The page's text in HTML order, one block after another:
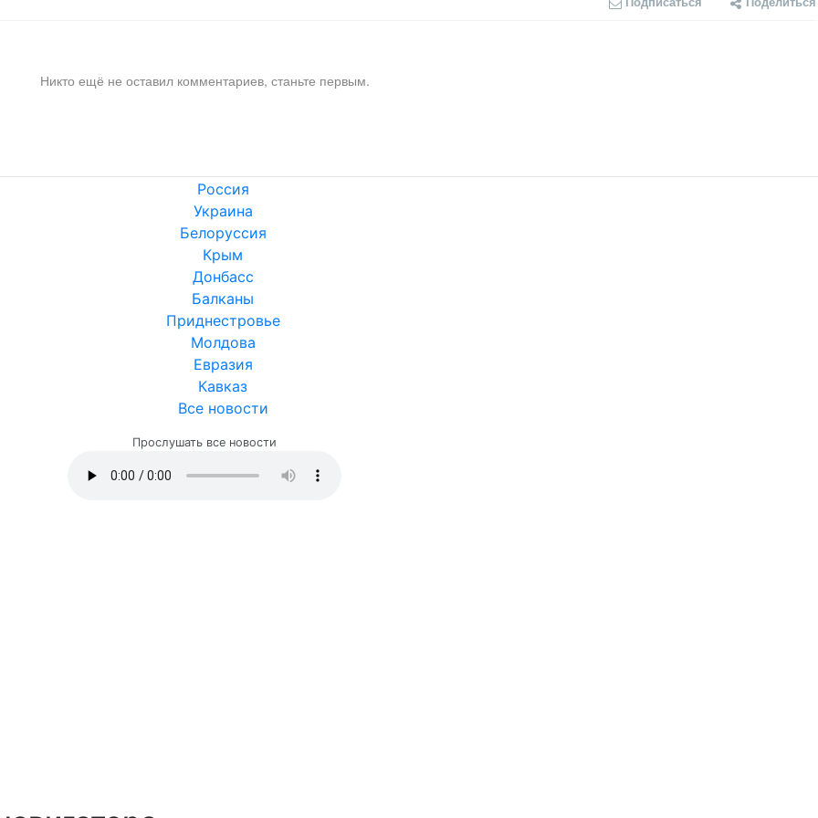
Никто ещё не оставил комментариев, станьте первым.
Россия
Украина
Белоруссия
Крым
Донбасс
Балканы
Приднестровье
Молдова
Евразия
Кавказ
Все новости
Прослушать все новости